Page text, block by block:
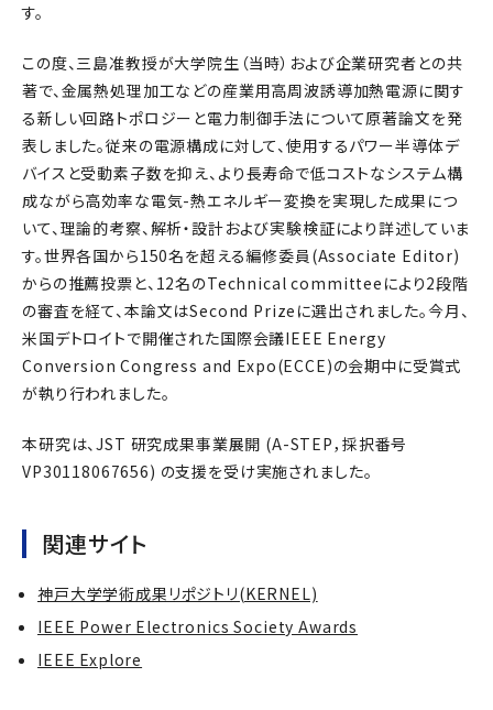
す。
この度、三島准教授が大学院生（当時）および企業研究者との共
著で、金属熱処理加工などの産業用高周波誘導加熱電源に関す
る新しい回路トポロジーと電力制御手法について原著論文を発
表しました。従来の電源構成に対して、使用するパワー半導体デ
バイスと受動素子数を抑え、より長寿命で低コストなシステム構
成ながら高効率な電気-熱エネルギー変換を実現した成果につ
いて、理論的考察、解析・設計および実験検証により詳述していま
す。世界各国から150名を超える編修委員(Associate Editor)
からの推薦投票と、12名のTechnical committeeにより2段階
の審査を経て、本論文はSecond Prizeに選出されました。今月、
米国デトロイトで開催された国際会議IEEE Energy
Conversion Congress and Expo(ECCE)の会期中に受賞式
が執り行われました。
本研究は、JST 研究成果事業展開 (A-STEP，採択番号
VP30118067656) の支援を受け実施されました。
関連サイト
神戸大学学術成果リポジトリ(KERNEL)
IEEE Power Electronics Society Awards
IEEE Explore